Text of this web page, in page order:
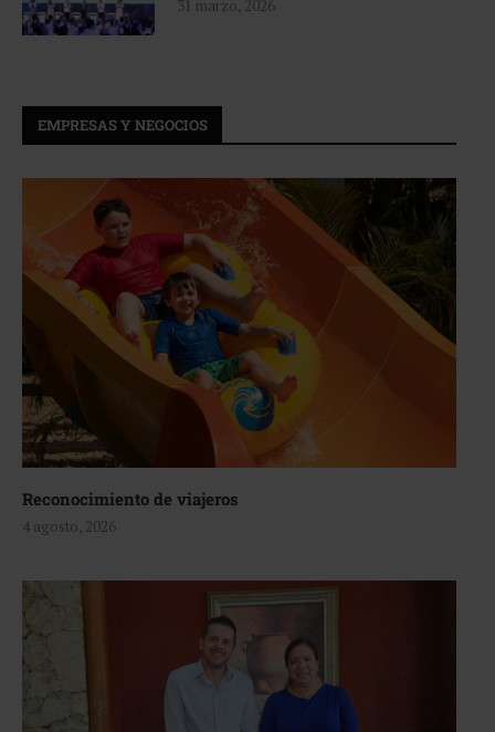
31 marzo, 2026
EMPRESAS Y NEGOCIOS
Reconocimiento de viajeros
4 agosto, 2026